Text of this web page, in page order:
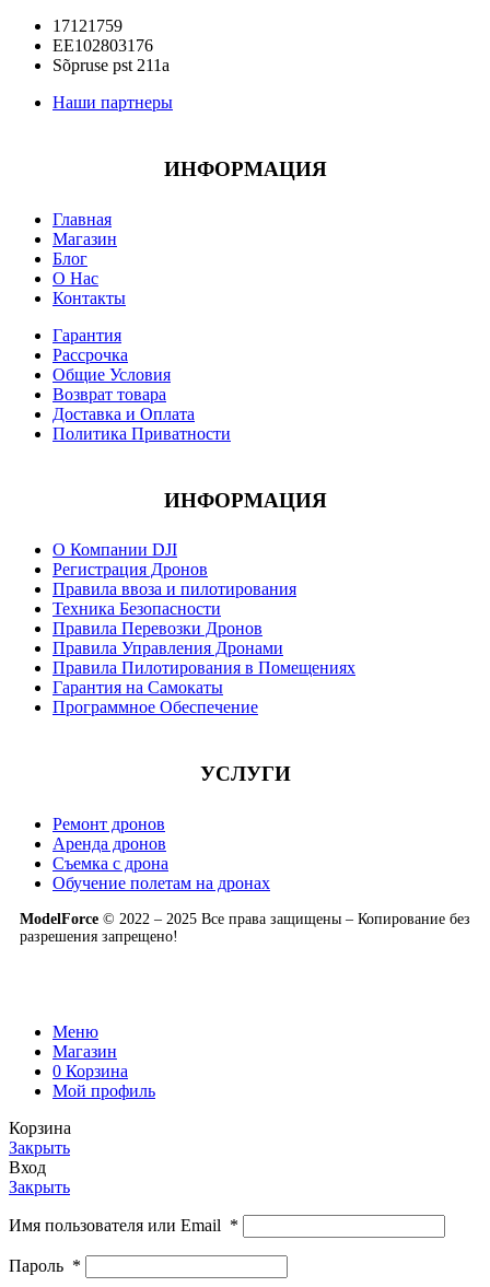
17121759
EE102803176
Sõpruse pst 211a
Наши партнеры
ИНФОРМАЦИЯ
Главная
Магазин
Блог
О Нас
Контакты
Гарантия
Рассрочка
Общие Условия
Возврат товара
Доставка и Оплата
Политика Приватности
ИНФОРМАЦИЯ
О Компании DJI
Регистрация Дронов
Правила ввоза и пилотирования
Техника Безопасности
Правила Перевозки Дронов
Правила Управления Дронами
Правила Пилотирования в Помещениях
Гарантия на Самокаты
Программное Обеспечение
УСЛУГИ
Ремонт дронов
Аренда дронов
Съемка с дрона
Обучение полетам на дронах
ModelForce © 2022 – 2025 Все права защищены – Копирование без
разрешения запрещено!
Меню
Магазин
0 Корзина
Мой профиль
Корзина
Закрыть
Вход
Закрыть
Имя пользователя или Email *
Пароль *